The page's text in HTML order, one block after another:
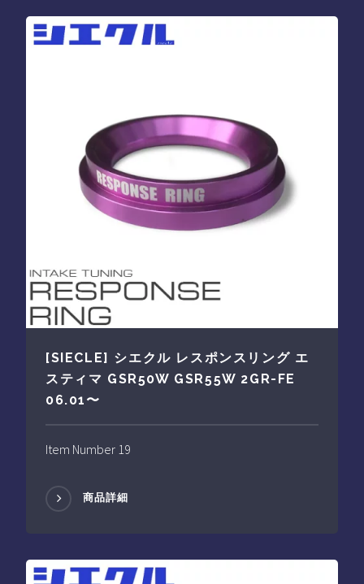
[SIECLE] シエクル レスポンスリング エ
スティマ GSR50W GSR55W 2GR-FE
06.01〜
Item Number 19
商品詳細